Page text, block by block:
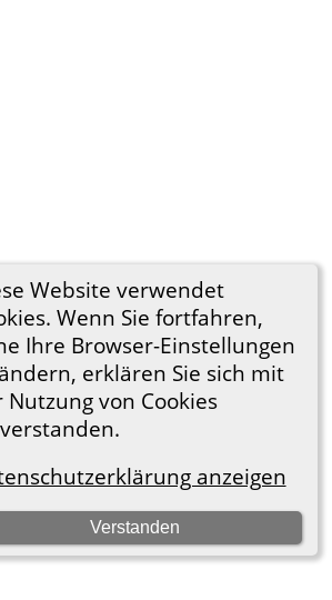
Website verwendet
Wenn Sie fortfahren,
Ihre Browser-Einstellungen
erklären Sie sich mit
Nutzung von Cookies
anzeigen
Verstanden